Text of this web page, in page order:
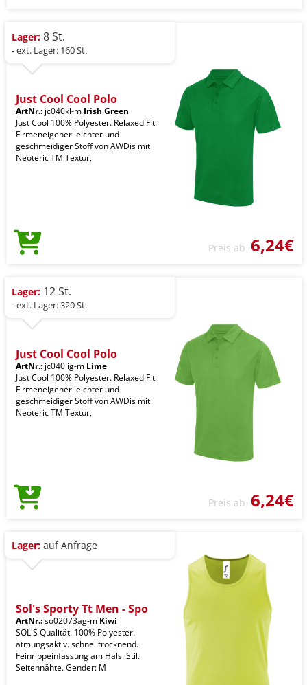
Lager: 8 St.
- ext. Lager: 160 St.
Just Cool Cool Polo
ArtNr.: jc040kl-m Irish Green
Just Cool 100% Polyester. Relaxed Fit.
Firmeneigener leichter und
geschmeidiger Stoff von AWDis mit
Neoteric TM Textur,
Preis ab 6,24€
Lager: 12 St.
- ext. Lager: 320 St.
Just Cool Cool Polo
ArtNr.: jc040lig-m Lime
Just Cool 100% Polyester. Relaxed Fit.
Firmeneigener leichter und
geschmeidiger Stoff von AWDis mit
Neoteric TM Textur,
Preis ab 6,24€
Lager: auf Anfrage
Sol's Sporty Tt Men - Spo
ArtNr.:so02073ag-m Kiwi
SOL'S Qualität. 100% Polyester.
atmungsaktiv. schnelltrocknend.
Feinrippeinfassung am Hals. Stil.
Seitennähte. Gender: M